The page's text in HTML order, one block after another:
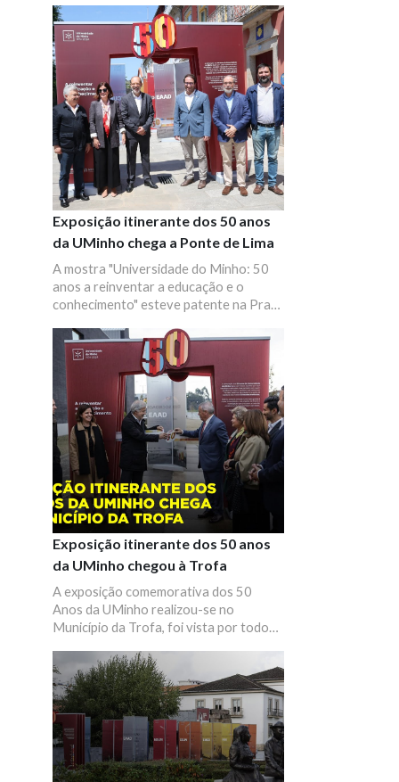
Famalicão. Alguns responsáveis da
UMinho e do Município de Famalicão
tiveram oportunidade de visitar esta
mostra.
Exposição itinerante dos 50 anos
da UMinho chega a Ponte de Lima
A mostra "Universidade do Minho: 50
anos a reinventar a educação e o
conhecimento" esteve patente na Praça
pouco melhor a UMinho, as suas
Escolas e Institutos.
Exposição itinerante dos 50 anos
da UMinho chegou à Trofa
A exposição comemorativa dos 50
Anos da UMinho realizou-se no
Município da Trofa, foi vista por todos
pouco melhor a UMinho e sua missão.